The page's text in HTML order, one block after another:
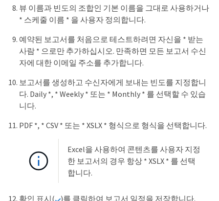
뷰 이름과 빈도의 조합인 기본 이름을 그대로 사용하거나
* 스케줄 이름 * 을 사용자 정의합니다.
예약된 보고서를 처음으로 테스트하려면 자신을 * 받는
사람 * 으로만 추가하십시오. 만족하면 모든 보고서 수신
자에 대한 이메일 주소를 추가합니다.
보고서를 생성하고 수신자에게 보내는 빈도를 지정합니
다. Daily *, * Weekly * 또는 * Monthly * 를 선택할 수 있습
니다.
PDF *, * CSV * 또는 * XSLX * 형식으로 형식을 선택합니다.
Excel을 사용하여 콘텐츠를 사용자 지정
한 보고서의 경우 항상 * XSLX * 를 선택
합니다.
확인 표시( )를 클릭하여 보고서 일정을 저장합니다.